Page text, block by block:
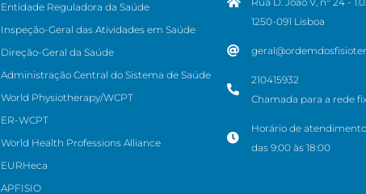
Entidade Reguladora da Saúde
Inspeção-Geral das Atividades em Saúde
Direção-Geral da Saúde
Administração Central do Sistema de Saúde
World Physiotherapy/WCPT
ER-WCPT
World Health Professions Alliance
EURHeca
APFISIO
1250-091 Lisboa
210415932
Chamada para a rede
Horário de
das 9:00 às 18:00